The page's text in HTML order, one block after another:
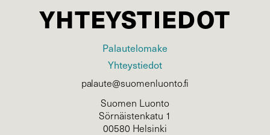
YHTEYSTIEDOT
Palautelomake
Yhteystiedot
palaute@suomenluonto.fi
Suomen Luonto
Sörnäistenkatu 1
00580 Helsinki